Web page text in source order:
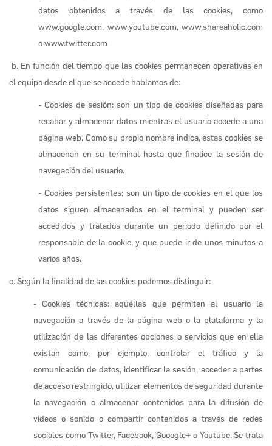
datos obtenidos a través de las cookies, como
www.google.com, www.youtube.com, www.shareaholic.com
o www.twitter.com
b. En función del tiempo que las cookies permanecen operativas en
el equipo desde el que se accede hablamos de:
- Cookies de sesión: son un tipo de cookies diseñadas para
recabar y almacenar datos mientras el usuario accede a una
página web. Como su propio nombre indica, estas cookies se
almacenan en su terminal hasta que finalice la sesión de
navegación del usuario.
- Cookies persistentes: son un tipo de cookies en el que los
datos siguen almacenados en el terminal y pueden ser
accedidos y tratados durante un periodo definido por el
responsable de la cookie, y que puede ir de unos minutos a
varios años.
c. Según la finalidad de las cookies podemos distinguir:
- Cookies técnicas: aquéllas que permiten al usuario la
navegación a través de la página web o la plataforma y la
utilización de las diferentes opciones o servicios que en ella
existan como, por ejemplo, controlar el tráfico y la
comunicación de datos, identificar la sesión, acceder a partes
de acceso restringido, utilizar elementos de seguridad durante
la navegación o almacenar contenidos para la difusión de
videos o sonido o compartir contenidos a través de redes
sociales como Twitter, Facebook, Gooogle+ o Youtube. Se trata